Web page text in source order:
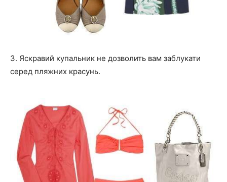
3. Яскравий купальник не дозволить вам заблукати
серед пляжних красунь.